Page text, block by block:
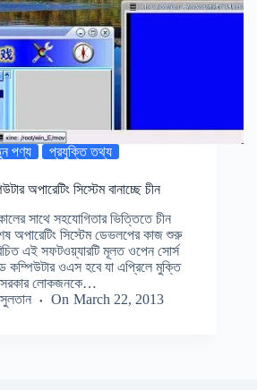
পণ্য প্রযুক্তি তথ্য
অপারেটিং সিস্টেম বানাচ্ছে চীন
সাথে সহযোগিতার ভিত্তিতে চীন
অপারেটিং সিস্টেম ডেভলপের কাজ শুরু
এই সফটওয়্যারটি মূলত ওপেন সোর্স
কম্পিউটার ওএস হবে যা এপ্রিলে মুক্তি
সরকার লোকজনকে…
On March 22, 2013